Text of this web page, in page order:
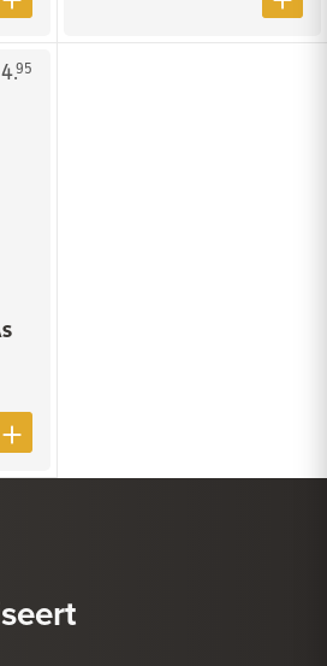
4.95